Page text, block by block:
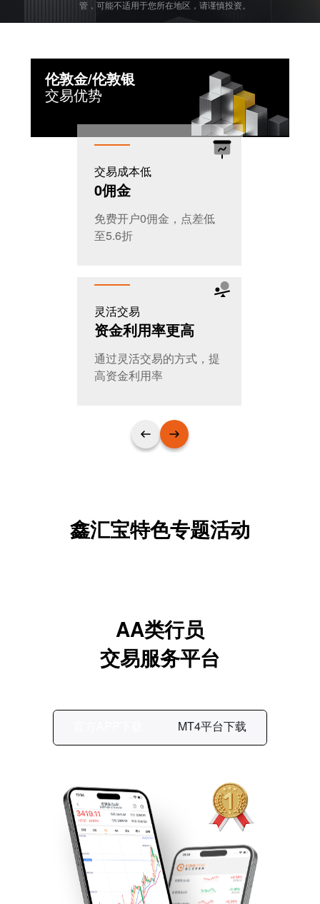
管，可能不适用于您所在地区，请谨慎投资。
伦敦金/伦敦银
交易优势
交易成本低
0佣金
免费开户0佣金，点差低
至5.6折
灵活交易
资金利用率更高
通过灵活交易的方式，提
高资金利用率
鑫汇宝特色专题活动
AA类行员
交易服务平台
MT4平台下载